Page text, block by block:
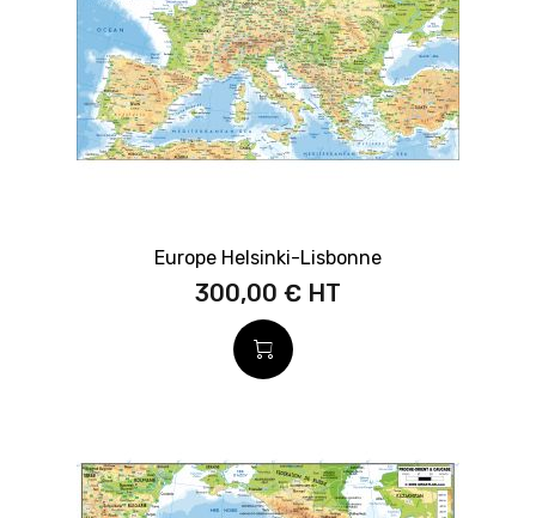
Europe Helsinki-Lisbonne
300,00 €